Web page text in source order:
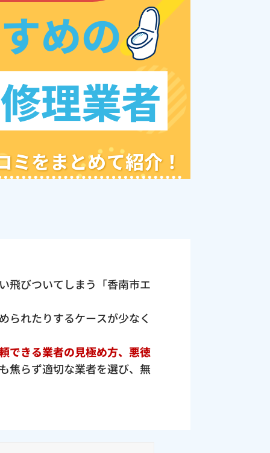
めの
理業者
をまとめて紹介！
飛びついてしまう「香南市エ
られたりするケースが少なく
できる業者の見極め方、悪徳
焦らず適切な業者を選び、無